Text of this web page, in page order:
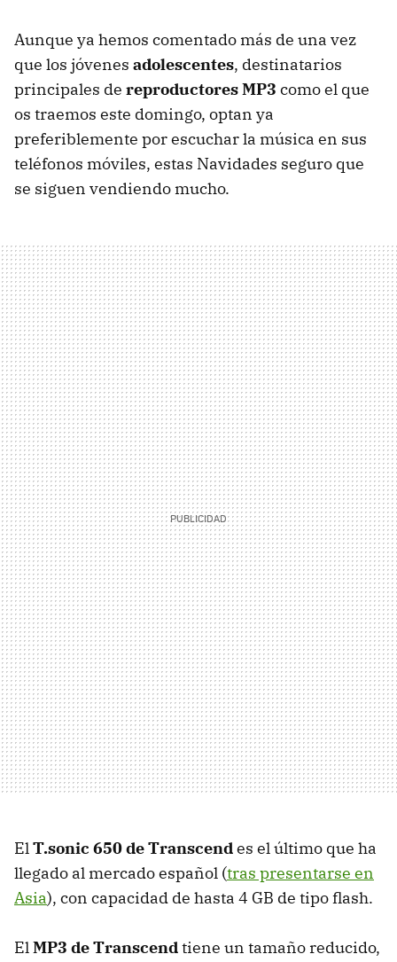
Aunque ya hemos comentado más de una vez
que los jóvenes adolescentes, destinatarios
principales de reproductores MP3 como el que
os traemos este domingo, optan ya
preferiblemente por escuchar la música en sus
teléfonos móviles, estas Navidades seguro que
se siguen vendiendo mucho.
ElT.sonic 650 de Transcendes el último que ha
llegado al mercado español (tras presentarse en
Asia), con capacidad de hasta 4 GB de tipo flash.
ElMP3 de Transcendtiene un tamaño reducido,